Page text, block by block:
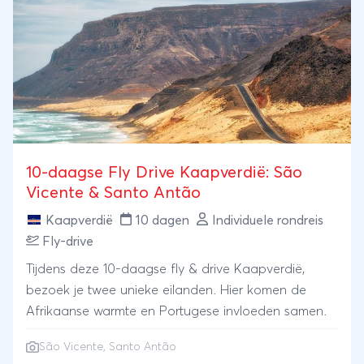
10-daagse Fly Drive Kaapverdië: São
Vicente & Santo Antão
Kaapverdië 10 dagen
Individuele rondreis
Fly-drive
Tijdens deze 10-daagse fly & drive Kaapverdië,
bezoek je twee unieke eilanden. Hier komen de
Afrikaanse warmte en Portugese invloeden samen.
São Vicente, Santo Antão